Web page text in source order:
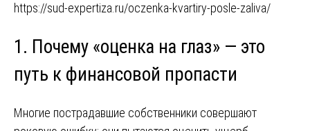
https://sud-expertiza.ru/oczenka-kvartiry-posle-zaliva/
1. Почему «оценка на глаз» — это
путь к финансовой пропасти
Многие пострадавшие собственники совершают